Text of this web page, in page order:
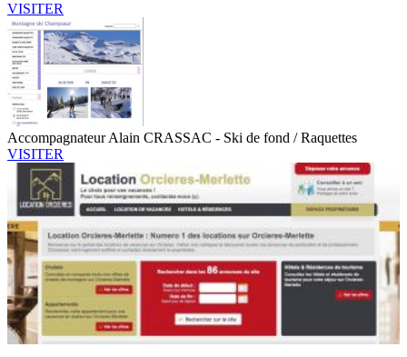
VISITER
Accompagnateur Alain CRASSAC - Ski de fond / Raquettes
VISITER